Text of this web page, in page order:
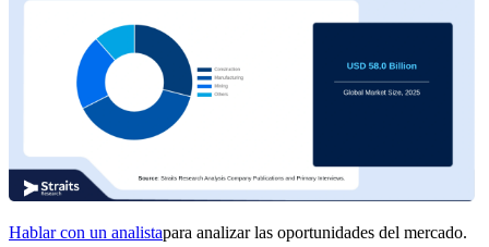
Hablar con un analistapara analizar las oportunidades del mercado.